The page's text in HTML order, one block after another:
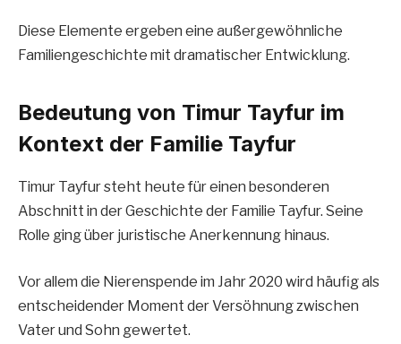
Diese Elemente ergeben eine außergewöhnliche
Familiengeschichte mit dramatischer Entwicklung.
Bedeutung von Timur Tayfur im
Kontext der Familie Tayfur
Timur Tayfur steht heute für einen besonderen
Abschnitt in der Geschichte der Familie Tayfur. Seine
Rolle ging über juristische Anerkennung hinaus.
Vor allem die Nierenspende im Jahr 2020 wird häufig als
entscheidender Moment der Versöhnung zwischen
Vater und Sohn gewertet.